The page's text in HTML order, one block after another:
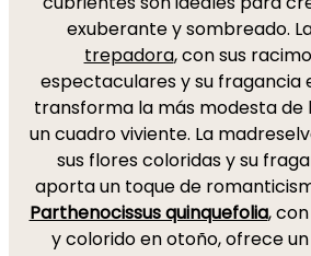
exuberante y sombreado.
trepadora, con sus
espectaculares y su fragancia
transforma la más modesta de
un cuadro viviente. La
sus flores coloridas y su
aporta un toque de
Parthenocissus quinquefolia,
y colorido en otoño, ofrece